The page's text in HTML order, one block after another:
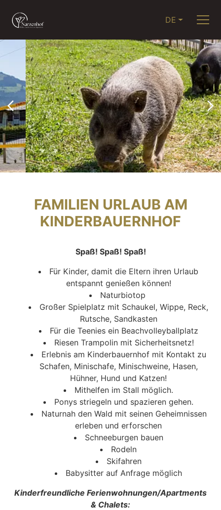
DE
FAMILIEN URLAUB AM
KINDERBAUERNHOF
Spaß! Spaß! Spaß!
Für Kinder, damit die Eltern ihren Urlaub
entspannt genießen können!
Naturbiotop
Großer Spielplatz mit Schaukel, Wippe, Reck,
Rutsche, Sandkasten
Für die Teenies ein Beachvolleyballplatz
Riesen Trampolin mit Sicherheitsnetz!
Erlebnis am Kinderbauernhof mit Kontakt zu
Schafen, Minischafe, Minischweine, Hasen,
Hühner, Hund und Katzen!
Mithelfen im Stall möglich.
Ponys striegeln und spazieren gehen.
Naturnah den Wald mit seinen Geheimnissen
erleben und erforschen
Schneeburgen bauen
Rodeln
Skifahren
Babysitter auf Anfrage möglich
Kinderfreundliche Ferienwohnungen/Apartments
& Chalets: